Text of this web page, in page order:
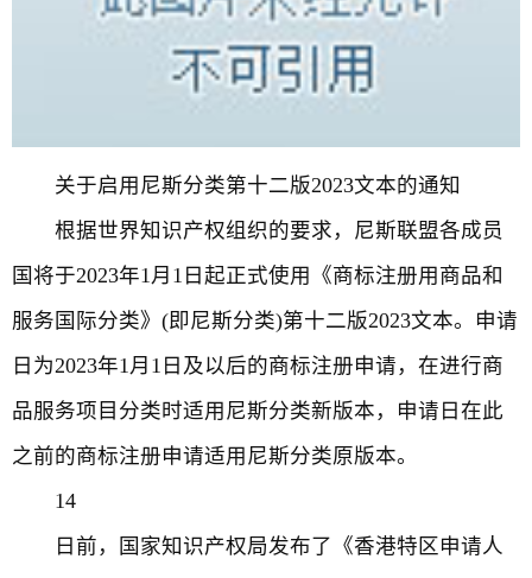
关于启用尼斯分类第十二版2023文本的通知
根据世界知识产权组织的要求，尼斯联盟各成员
国将于2023年1月1日起正式使用《商标注册用商品和
服务国际分类》(即尼斯分类)第十二版2023文本。申请
日为2023年1月1日及以后的商标注册申请，在进行商
品服务项目分类时适用尼斯分类新版本，申请日在此
之前的商标注册申请适用尼斯分类原版本。
14
日前，国家知识产权局发布了《香港特区申请人